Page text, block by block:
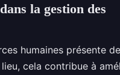
la gestion des
humaines présente de
cela contribue à